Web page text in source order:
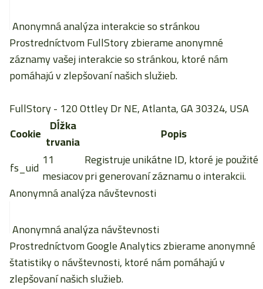
Anonymná analýza interakcie so stránkou
Prostredníctvom FullStory zbierame anonymné
záznamy vašej interakcie so stránkou, ktoré nám
pomáhajú v zlepšovaní našich služieb.
FullStory- 120 Ottley Dr NE, Atlanta, GA 30324, USA
Cookie Dĺžka
trvania
Popis
fs_uid 11
mesiacov
Registruje unikátne ID, ktoré je použité
pri generovaní záznamu o interakcii.
Anonymná analýza návštevnosti
Anonymná analýza návštevnosti
Prostredníctvom Google Analytics zbierame anonymné
štatistiky o návštevnosti, ktoré nám pomáhajú v
zlepšovaní našich služieb.